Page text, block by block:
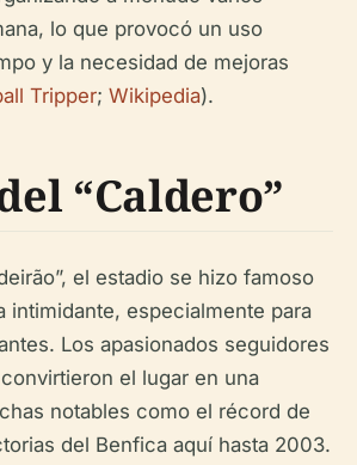
lo que provocó un uso
y la necesidad de mejoras
Tripper; Wikipedia).
“Caldero”
el estadio se hizo famoso
intimidante, especialmente para
Los apasionados seguidores
el lugar en una
notables como el récord de
del Benfica aquí hasta 2003.